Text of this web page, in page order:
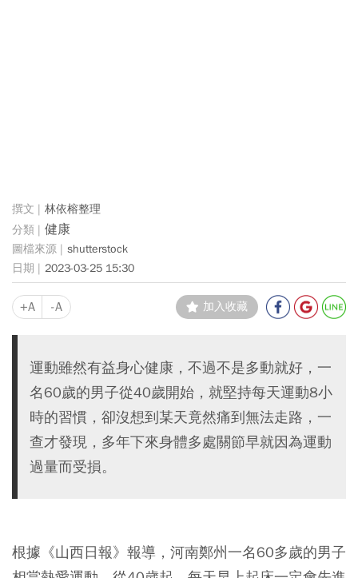
林依榕整理
健康
shutterstock
2023-03-25 15:30
+A -A 加入收藏
運動雖然有益身心健康，不過不是多動就好，一
名60歲的男子從40歲開始，就堅持每天運動8小
時的習慣，卻沒想到某天竟然痛到無法走路，一
查才發現，多年下來身體多處關節早就因為運動
過量而受損。
根據《山西日報》報導，河南鄭州一名60多歲的男子